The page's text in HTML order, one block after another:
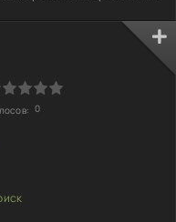
находят
избежать последствий
судьбы
домой
который не
0